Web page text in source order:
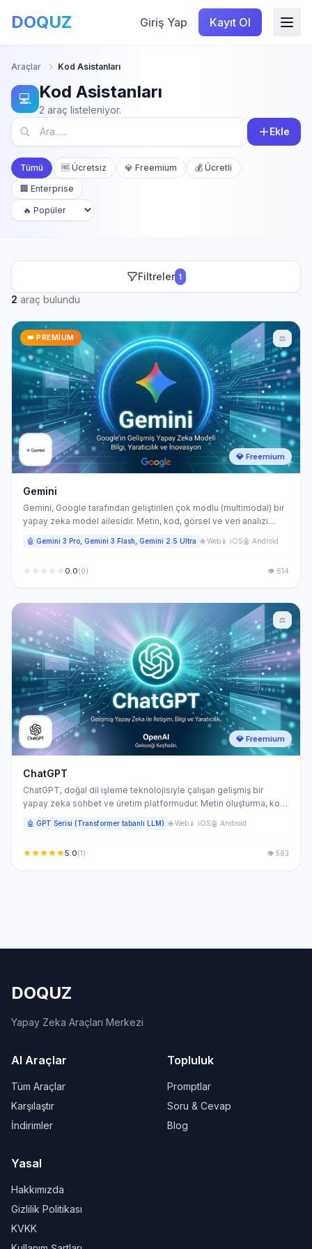
DOQUZ Giriş Yap Kayıt Ol
Araçlar Kod Asistanları
💻 Kod Asistanları
2 araç listeleniyor.
Ekle
Tümü 🆓 Ücretsiz 💎 Freemium
💰 Ücretli
🏢 Enterprise
Filtreler 1
2 araç bulundu
👑 PREMIUM ⚖️
💎 Freemium
Gemini
Gemini, Google tarafından geliştirilen çok modlu (multimodal) bir
yapay zeka model ailesidir. Metin, kod, görsel ve veri analizi
platform; içerik üretimi, araştırma, yazılım geliştirme ve
🤖 Gemini 3 Pro, Gemini 3 Flash, Gemini 2.5 Ultra 🌐 Web 📱 iOS🤖 Android
0.0(0) 👁 614
⚖️
💎 Freemium
ChatGPT
ChatGPT, doğal dil işleme teknolojisiyle çalışan gelişmiş bir
yapay zeka sohbet ve üretim platformudur. Metin oluşturma, kod
bir arayüzde gerçekleştirir. İçerik üreticilerden yazılım
🤖 GPT Serisi (Transformer tabanlı LLM) 🌐 Web 📱 iOS🤖 Android
5.0(1) 👁 583
DOQUZ
Yapay Zeka Araçları Merkezi
AI Araçlar
Tüm Araçlar
Karşılaştır
İndirimler
Topluluk
Promptlar
Soru & Cevap
Blog
Yasal
Hakkımızda
Gizlilik Politikası
KVKK